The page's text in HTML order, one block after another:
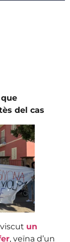
del cas
un
, veïna d’un